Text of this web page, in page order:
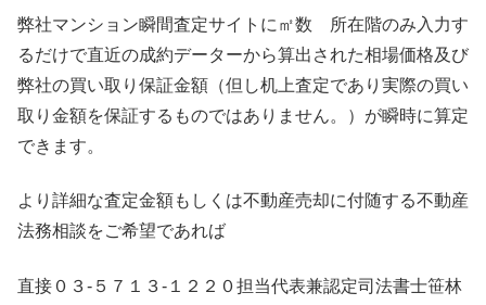
弊社マンション瞬間査定サイトに㎡数 所在階のみ入力す
るだけで直近の成約データーから算出された相場価格及び
弊社の買い取り保証金額（但し机上査定であり実際の買い
取り金額を保証するものではありません。）が瞬時に算定
できます。
より詳細な査定金額もしくは不動産売却に付随する不動産
法務相談をご希望であれば
直接０３-５７１３-１２２０担当代表兼認定司法書士笹林